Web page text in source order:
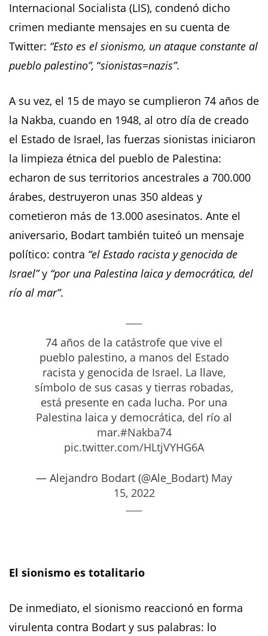
Internacional Socialista (LIS), condenó dicho
crimen mediante mensajes en su cuenta de
Twitter: “Esto es el sionismo, un ataque constante al
pueblo palestino”, “sionistas=nazis”.
A su vez, el 15 de mayo se cumplieron 74 años de
la Nakba, cuando en 1948, al otro día de creado
el Estado de Israel, las fuerzas sionistas iniciaron
la limpieza étnica del pueblo de Palestina:
echaron de sus territorios ancestrales a 700.000
árabes, destruyeron unas 350 aldeas y
cometieron más de 13.000 asesinatos. Ante el
aniversario, Bodart también tuiteó un mensaje
político: contra “el Estado racista y genocida de
Israel”y “por una Palestina laica y democrática, del
río al mar”.
74 años de la catástrofe que vive el
pueblo palestino, a manos del Estado
racista y genocida de Israel. La llave,
símbolo de sus casas y tierras robadas,
está presente en cada lucha. Por una
Palestina laica y democrática, del río al
mar.#Nakba74
pic.twitter.com/HLtjVYHG6A
— Alejandro Bodart (@Ale_Bodart) May
15, 2022
El sionismo es totalitario
De inmediato, el sionismo reaccionó en forma
virulenta contra Bodart y sus palabras: lo